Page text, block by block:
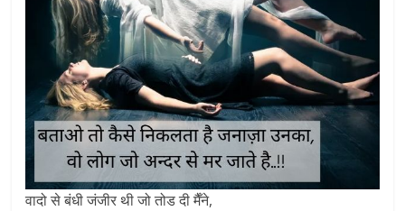
वादो से बंधी जंजीर थी जो तोड दी मैँने,